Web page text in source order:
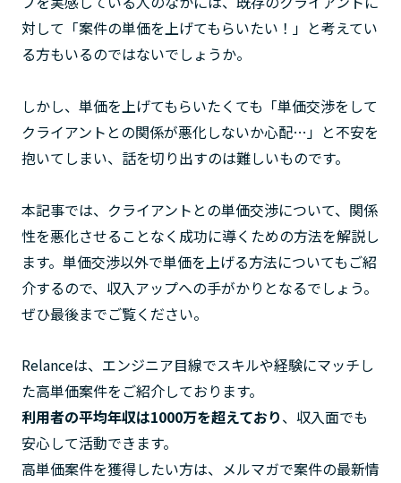
対して「案件の単価を上げてもらいたい！」と考えてい
る方もいるのではないでしょうか。
しかし、単価を上げてもらいたくても「単価交渉をして
クライアントとの関係が悪化しないか心配…」と不安を
抱いてしまい、話を切り出すのは難しいものです。
本記事では、クライアントとの単価交渉について、関係
性を悪化させることなく成功に導くための方法を解説し
ます。単価交渉以外で単価を上げる方法についてもご紹
介するので、収入アップへの手がかりとなるでしょう。
ぜひ最後までご覧ください。
Relanceは、エンジニア目線でスキルや経験にマッチし
た高単価案件をご紹介しております。
利用者の平均年収は1000万を超えており、収入面でも
安心して活動できます。
高単価案件を獲得したい方は、メルマガで案件の最新情